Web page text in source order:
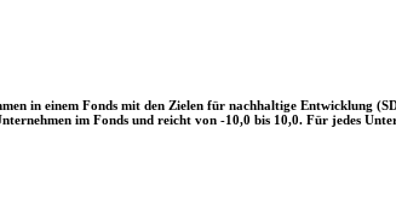
in einem Fonds mit den Zielen für nachhaltige Entwicklung
im Fonds und reicht von -10,0 bis 10,0. Für jedes